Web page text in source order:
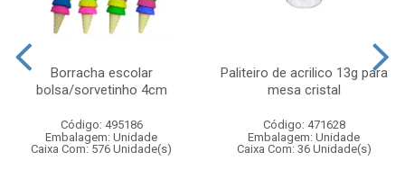
Borracha escolar
bolsa/sorvetinho 4cm
Código: 495186
Embalagem: Unidade
Caixa Com: 576 Unidade(s)
Paliteiro de acrilico 13g para
mesa cristal
Código: 471628
Embalagem: Unidade
Caixa Com: 36 Unidade(s)